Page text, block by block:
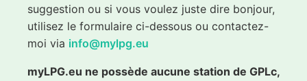
suggestion ou si vous voulez juste dire bonjour,
utilisez le formulaire ci-dessous ou contactez-
moi via info@mylpg.eu
myLPG.eu ne possède aucune station de GPLc,